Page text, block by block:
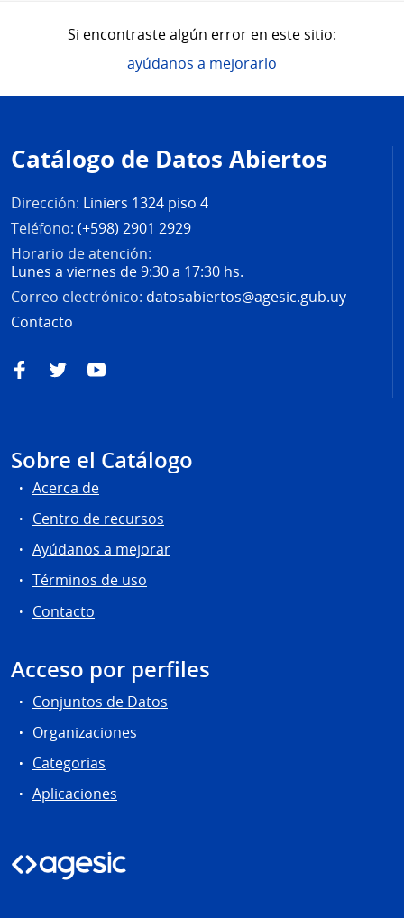
Si encontraste algún error en este sitio:
ayúdanos a mejorarlo
de
página
Catálogo de Datos Abiertos
Dirección: Liniers 1324 piso 4
Teléfono: (+598) 2901 2929
Horario de atención:
Lunes a viernes de 9:30 a 17:30 hs.
Correo electrónico: datosabiertos@agesic.gub.uy
Contacto
FacebookTwitterYouTube
Sobre el Catálogo
Acerca de
Centro de recursos
Ayúdanos a mejorar
Términos de uso
Contacto
Acceso por perfiles
Conjuntos de Datos
Organizaciones
Categorias
Aplicaciones